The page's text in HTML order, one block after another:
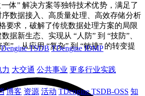
TSDB TDengine IDMP
力 大交通 公共事业 更多行业实践
博客 资源 活动 TDengine TSDB-OSS 知
一体” 解决方案等独特技术优势，满足了
数据接入、高质量处理、高效存储分析
要求，破解了传统数据处理方案的局限
据新生态、实现从 “人防” 到 “技防”、
”、从应用 “复杂” 到 “敏捷” 的转变提